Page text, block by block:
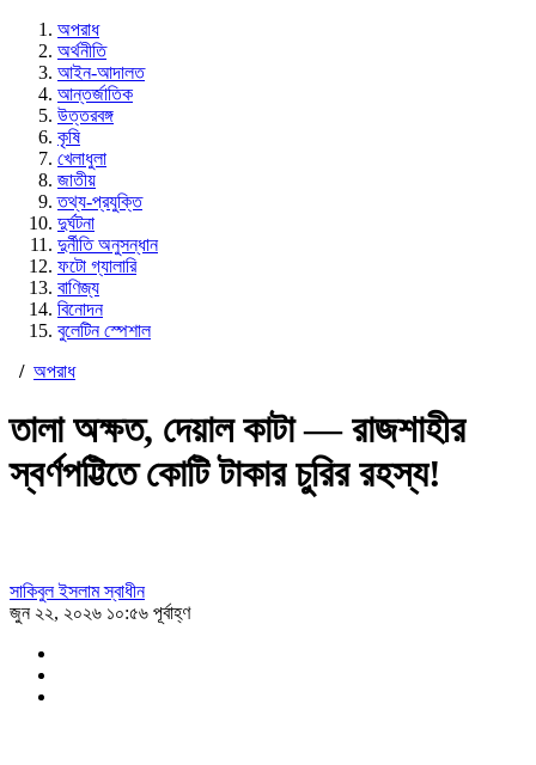
অপরাধ
অর্থনীতি
আইন-আদালত
আন্তর্জাতিক
উত্তরবঙ্গ
কৃষি
খেলাধুলা
জাতীয়
তথ্য-প্রযুক্তি
দুর্ঘটনা
দুর্নীতি অনুসন্ধান
ফটো গ্যালারি
বাণিজ্য
বিনোদন
বুলেটিন স্পেশাল
/ অপরাধ
তালা অক্ষত, দেয়াল কাটা — রাজশাহীর
স্বর্ণপট্টিতে কোটি টাকার চুরির রহস্য!
সাকিবুল ইসলাম স্বাধীন
জুন ২২, ২০২৬ ১০:৫৬ পূর্বাহ্ণ